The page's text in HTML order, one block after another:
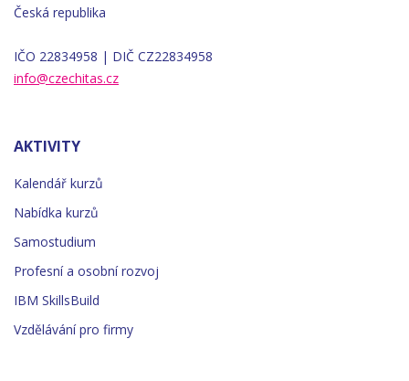
Česká republika
IČO 22834958 | DIČ CZ22834958
info@czechitas.cz
AKTIVITY
Kalendář kurzů
Nabídka kurzů
Samostudium
Profesní a osobní rozvoj
IBM SkillsBuild
Vzdělávání pro firmy